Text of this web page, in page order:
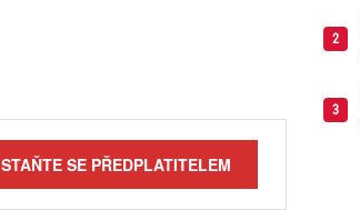
STAŇTE SE PŘEDPLATITELEM
2
3